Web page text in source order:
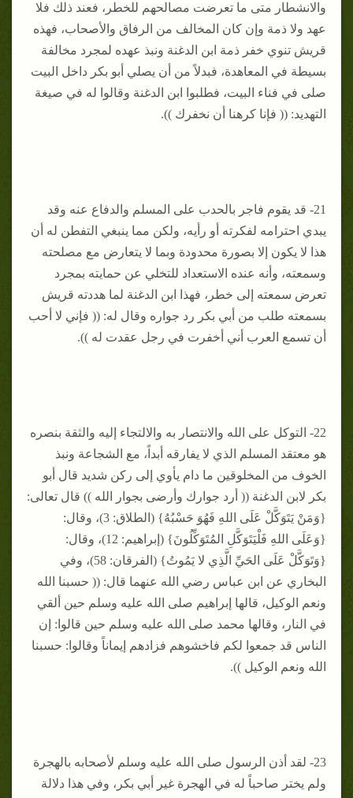
والانشطار متى ما تعرضت مصالحهم للخطر، فعند ذلك فلا
عهد ولا ذمة وإن كان المخالف من الرفاق والأصحاب، فهذه
قريش تنوي خفر ذمة ابن الدغنة ونبذ عهده لمجرد مخالفة
بسيطة في المعاهدة، فبدلاً من أن يصلي أبو بكر داخل البيت
صلى في فناء البيت، فطلبوا ابن الدغنة وقالوا له في صيغة
التهديد: (( فإنا كرهنا أن نخفرك )).
21- قد يقوم فاجر بالحدب على المسلم والدفاع عنه وقد
يبدي احترامه لفكرته أو رأيه، ولكن مما ينبغي التفطن له أن
هذا لا يكون إلا بصورة محدودة وبما لا يتعارض مع مصلحته
وسمعته، وأنه عنده الاستعداد للتخلي عن حمايته بمجرد
تعرض سمعته إلى خطر، فهذا ابن الدغنة لما هددته قريش
بسمعته طلب من أبي بكر رد جواره وقال له: (( فإني لا أحب
أن تسمع العرب أني أخفرت في رجل عقدت له )).
22- التوكل على الله والانتصار به والالتجاء إليه والثقة بنصره
هو معتقد المسلم الذي لا يفارقه أبداً، مع الشجاعة ونبذ
الخوف من المخلوقين ما دام يأوي إلى ركن شديد قال أبو
بكر لابن الدغنة (( أرد جوارك وأرضى بجوار الله )) قال تعالى:
{وَمَنْ يَتَوَكَّلْ عَلَى اللهِ فَهُوَ حَسْبُهُ} (الطلاق: 3)، وقال:
{وَعَلَى اللهِ فَلْيَتَوَكَّلِ المُتَوَكِّلُونَ} (إبراهيم: 12)، وقال:
{وَتَوَكَّلْ عَلَى الحَيِّ الَّذِي لا يَمُوتُ} (الفرقان: 58)، وفي
البخاري عن ابن عباس رضي الله عنهما قال: (( حسبنا الله
ونعم الوكيل، قالها إبراهيم صلى الله عليه وسلم حين ألقي
في النار، وقالها محمد صلى الله عليه وسلم حين قالوا: إن
الناس قد جمعوا لكم فاخشوهم فزادهم إيماناً وقالوا: حسبنا
الله ونعم الوكيل )).
23- لقد أذن الرسول صلى الله عليه وسلم لأصحابه بالهجرة
ولم يختر صاحباً له في الهجرة غير أبي بكر، وفي هذا دلالة